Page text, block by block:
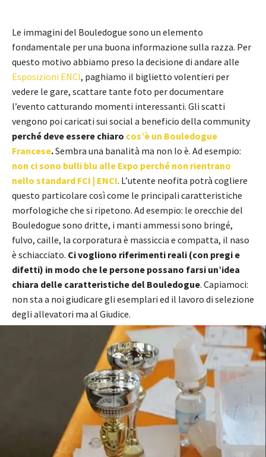
Le immagini del Bouledogue sono un elemento
fondamentale per una buona informazione sulla razza. Per
questo motivo abbiamo preso la decisione di andare alle
Esposizioni ENCI, paghiamo il biglietto volentieri per
vedere le gare, scattare tante foto per documentare
l’evento catturando momenti interessanti. Gli scatti
vengono poi caricati sui social a beneficio della community
perché deve essere chiaro cos’è un Bouledogue
Francese.Sembra una banalità ma non lo è. Ad esempio:
non ci sono bulli blu alle Expo perché non rientrano
nello standard FCI | ENCI. L’utente neofita potrà cogliere
questo particolare così come le principali caratteristiche
morfologiche che si ripetono. Ad esempio: le orecchie del
Bouledogue sono dritte, i manti ammessi sono bringé,
fulvo, caille, la corporatura è massiccia e compatta, il naso
è schiacciato. Ci vogliono riferimenti reali (con pregi e
difetti) in modo che le persone possano farsi un’idea
chiara delle caratteristiche del Bouledogue. Capiamoci:
non sta a noi giudicare gli esemplari ed il lavoro di selezione
degli allevatori ma al Giudice.